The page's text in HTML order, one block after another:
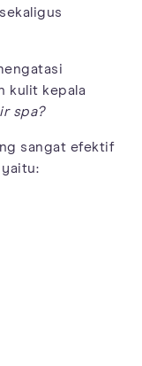
kulit kepala
spa?
sangat efektif